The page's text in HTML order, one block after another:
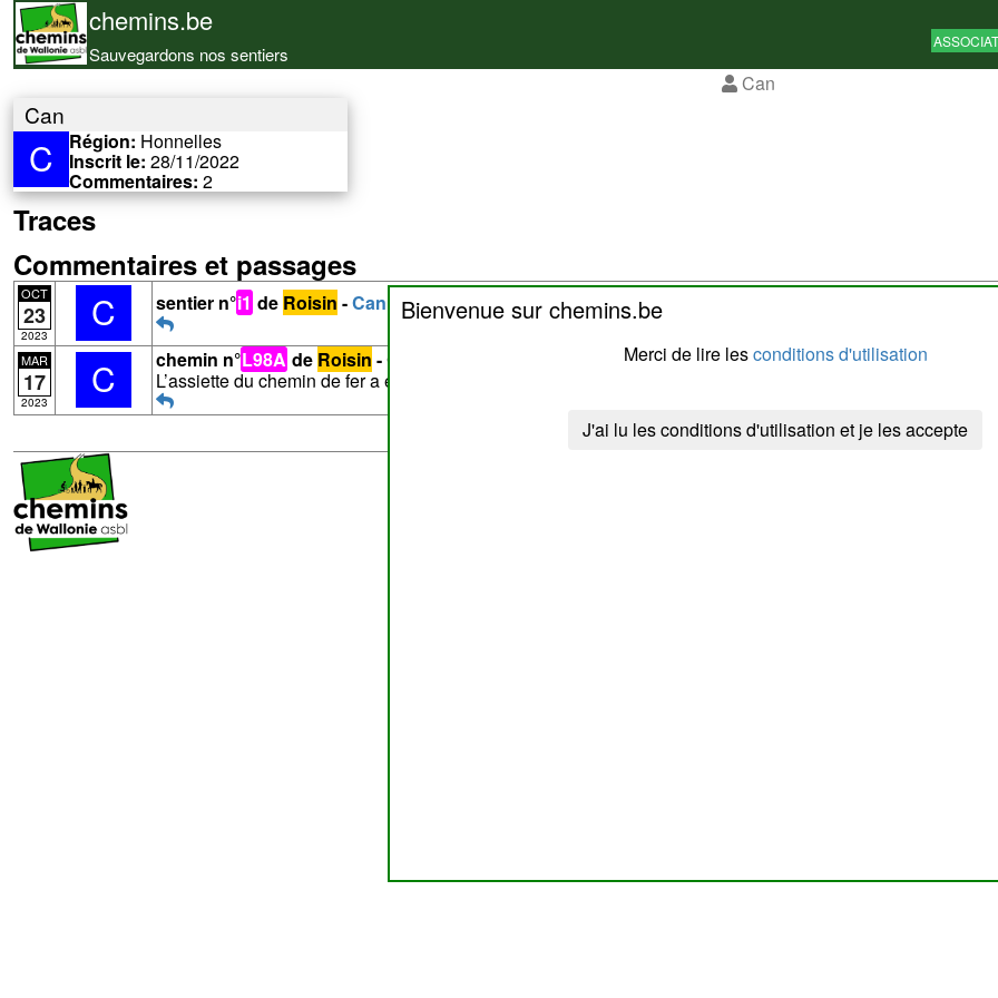
chemins.be
Sauvegardons nos sentiers
Can
Bienvenue sur chemins.be
Merci de lire lesconditions d'utilisation
J'ai lu les conditions d'utilisation et je les accepte
Can
C Région: Honnelles
Inscrit le: 28/11/2022
Commentaires: 2
Traces
Commentaires et passages
OCT
23
2023 C sentier n°i1 de Roisin -Can suit ce sentier
MAR
17
2023 C chemin n°L98A de Roisin - Commentaire de
L’assiette du chemin de fer a été vendue, actuellement des constructions sont en cours de réalisations.